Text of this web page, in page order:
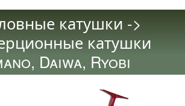
катушки ->
катушки
Daiwa, Ryobi